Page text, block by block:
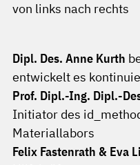
von links nach rechts
Dipl. Des. Anne Kurth
entwickelt es
Prof. Dipl.-Ing. Dipl.-
Initiator des
Materiallabors
Felix Fastenrath & Eva